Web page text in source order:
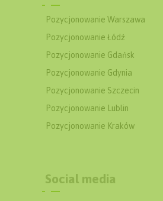
Pozycjonowanie Warszawa
Pozycjonowanie Łódź
Pozycjonowanie Gdańsk
Pozycjonowanie Gdynia
Pozycjonowanie Szczecin
Pozycjonowanie Lublin
Pozycjonowanie Kraków
Social media